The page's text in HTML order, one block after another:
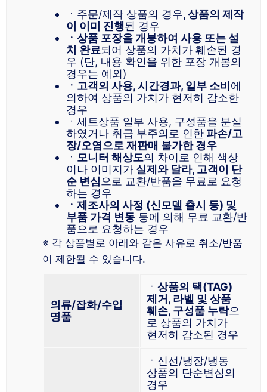
ㆍ주문/제작 상품의 경우, 상품의 제작
이 이미 진행된 경우
ㆍ상품 포장을 개봉하여 사용 또는 설
치 완료되어 상품의 가치가 훼손된 경
우 (단, 내용 확인을 위한 포장 개봉의
경우는 예외)
ㆍ고객의 사용, 시간경과, 일부 소비 에
의하여 상품의 가치가 현저히 감소한
경우
ㆍ세트상품 일부 사용, 구성품을 분실
하였거나 취급 부주의로 인한 파손/고
장/오염으로 재판매 불가한 경우
ㆍ 모니터 해상도의 차이로 인해 색상
이나 이미지가 실제와 달라, 고객이 단
순 변심 으로 교환/반품을 무료로 요청
하는 경우
ㆍ제조사의 사정 (신모델 출시 등) 및
부품 가격 변동 등에 의해 무료 교환/반
품으로 요청하는 경우
※ 각 상품별로 아래와 같은 사유로 취소/반품
이 제한될 수 있습니다.
의류/잡화/수입
명품
ㆍ 상품의 택(TAG)
제거, 라벨 및 상품
훼손, 구성품 누락으
로 상품의 가치가
현저히 감소된 경우
ㆍ신선/냉장/냉동
상품의 단순변심의
경우